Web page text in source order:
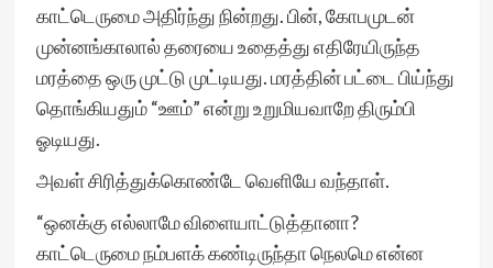
காட்டெருமை அதிர்ந்து நின்றது. பின், கோபமுடன்
முன்னங்காலால் தரையை உதைத்து எதிரேயிருந்த
மரத்தை ஒரு முட்டு முட்டியது. மரத்தின் பட்டை பிய்ந்து
தொங்கியதும் “ஊம்” என்று உறுமியவாறே திரும்பி
ஓடியது.
அவள் சிரித்துக்கொண்டே வெளியே வந்தாள்.
“ஒனக்கு எல்லாமே விளையாட்டுத்தானா?
காட்டெருமை நம்பளக் கண்டிருந்தா நெலமெ என்ன